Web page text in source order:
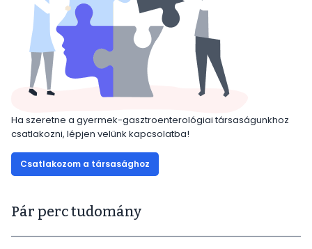
Ha szeretne a gyermek-gasztroenterológiai társaságunkhoz
csatlakozni, lépjen velünk kapcsolatba!
Csatlakozom a társasághoz
Pár perc tudomány